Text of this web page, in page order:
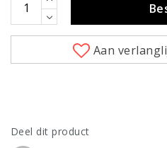
Aan
Deel dit product